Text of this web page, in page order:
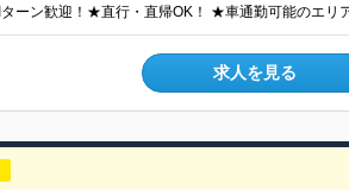
求人を見る